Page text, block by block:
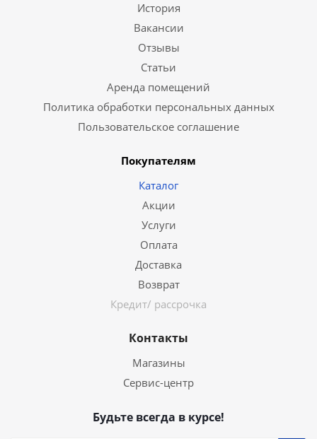
История
Вакансии
Отзывы
Статьи
Аренда помещений
Политика обработки персональных данных
Пользовательское соглашение
Покупателям
Каталог
Акции
Услуги
Оплата
Доставка
Возврат
Кредит/ рассрочка
Контакты
Магазины
Сервис-центр
Будьте всегда в курсе!